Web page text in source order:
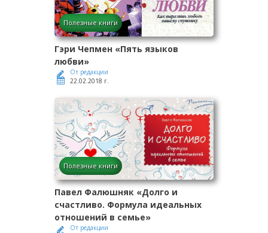
Полезные книги
Гэри Чепмен «Пять языков
любви»
От редакции
22.02.2018 г.
Полезные книги
Павел Фалюшняк «Долго и
счастливо. Формула идеальных
отношений в семье»
От редакции